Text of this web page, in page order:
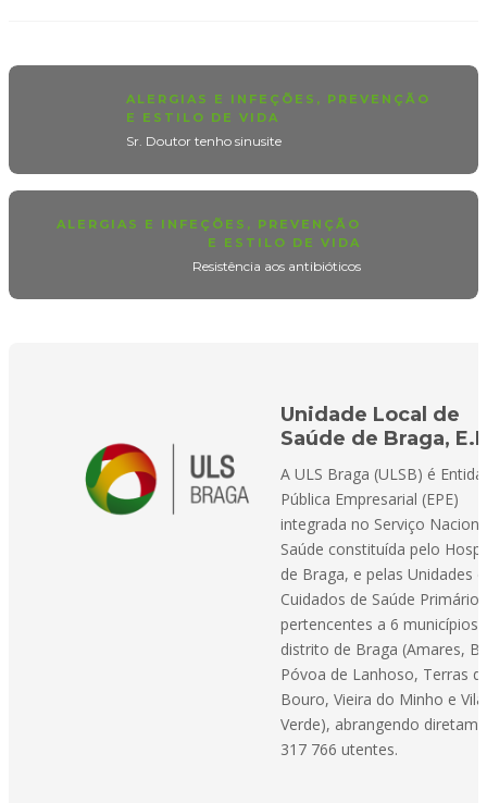
ALERGIAS E INFEÇÕES , PREVENÇÃO
E ESTILO DE VIDA
Sr. Doutor tenho sinusite
ALERGIAS E INFEÇÕES , PREVENÇÃO
E ESTILO DE VIDA
Resistência aos antibióticos
Unidade Local de
Saúde de Braga,
A ULS Braga (ULSB) é
Pública Empresarial (EPE)
integrada no Serviço
Saúde constituída pelo
de Braga, e pelas Unidades
Cuidados de Saúde Primários
pertencentes a 6 municípios
distrito de Braga (Amares,
Póvoa de Lanhoso, Terras
Bouro, Vieira do Minho e Vila
Verde), abrangendo
317 766 utentes.